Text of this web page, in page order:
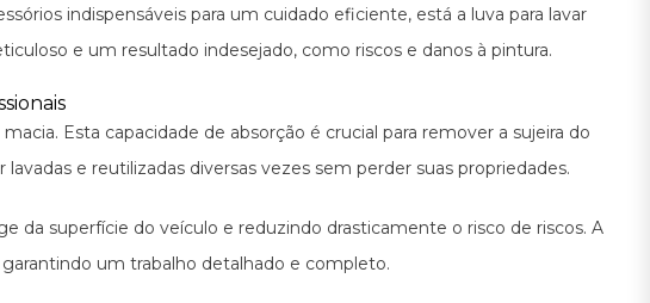
indispensáveis para um cuidado eficiente, está a luva para lavar
e um resultado indesejado, como riscos e danos à pintura.
Esta capacidade de absorção é crucial para remover a sujeira do
e reutilizadas diversas vezes sem perder suas propriedades.
da superfície do veículo e reduzindo drasticamente o risco de riscos. A
um trabalho detalhado e completo.